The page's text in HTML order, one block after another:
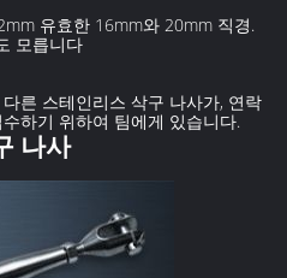
유효한 16mm와 20mm 직경.
모릅니다
른 스테인리스 삭구 나사가, 연락
하기 위하여 팀에게 있습니다.
나사